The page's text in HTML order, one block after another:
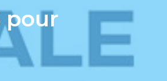
pour